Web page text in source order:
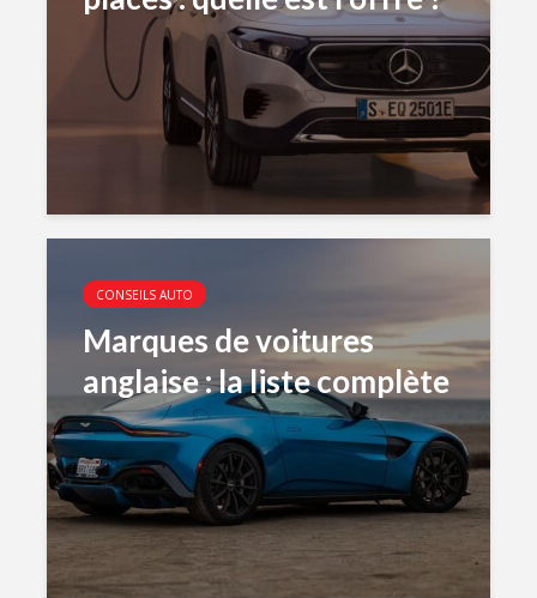
CONSEILS AUTO
Marques de voitures
anglaise : la liste complète